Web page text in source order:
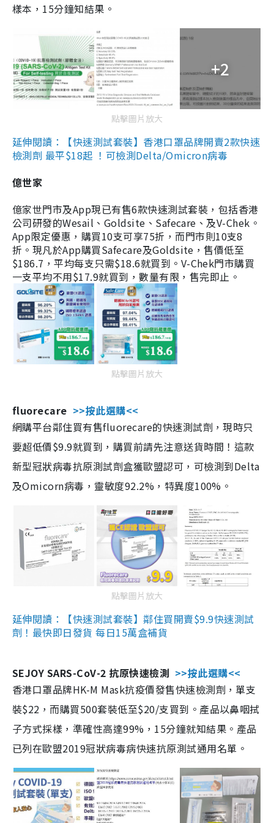
樣本，15分鐘知結果。
+2
點擊圖片放大
延伸閱讀：【快速測試套裝】香港口罩品牌開賣2款快速
檢測劑 最平$18起 ！可檢測Delta/Omicron病毒
億世家
億家世門市及App現已有售6款快速測試套裝，包括香港
公司研發的Wesail、Goldsite、Safecare、及V-Chek。
App限定優惠，購買10支可享75折，而門市則10支8
折。現凡於App購買Safecare及Goldsite，售價低至
$186.7，平均每支只需$18.6就買到。V-Chek門市購買
一支平均不用$17.9就買到，數量有限，售完即止。
點擊圖片放大
fluorecare >>按此選購<<
網購平台鄰住買有售fluorecare的快速測試劑，現時只
要超低價$9.9就買到，購買前請先注意送貨時間！這款
新型冠狀病毒抗原測試劑盒獲歐盟認可，可檢測到Delta
及Omicorn病毒，靈敏度92.2%，特異度100%。
點擊圖片放大
延伸閱讀：【快速測試套裝】鄰住買開賣$9.9快速測試
劑！最快即日發貨 每日15萬盒補貨
SEJOY SARS-CoV-2 抗原快速檢測 >>按此選購<<
香港口罩品牌HK-M Mask抗疫價發售快速檢測劑，單支
裝$22，而購買500套裝低至$20/支買到。產品以鼻咽拭
子方式採樣，準確性高達99%，15分鐘就知結果。產品
已列在歐盟2019冠狀病毒病快速抗原測試通用名單。